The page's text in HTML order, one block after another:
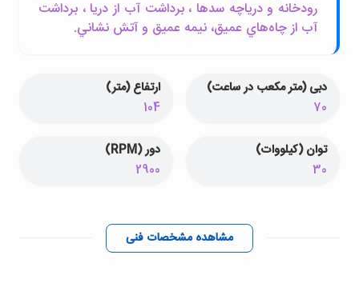
رودخانه و درياچه سدها ، برداشت آب از دريا ، برداشت
آب از چاه‌هاي عميق، نيمه عميق و آتش نشاني.
دبی (متر مکعب در ساعت)
70
ارتفاع (متر)
104
توان (کیلووات)
30
دور (RPM)
2900
مشاهده مشخصات فنی